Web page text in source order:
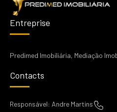
Entreprise
Predimed Imobiliária, Mediação
Contacts
Responsável: Andre Martins